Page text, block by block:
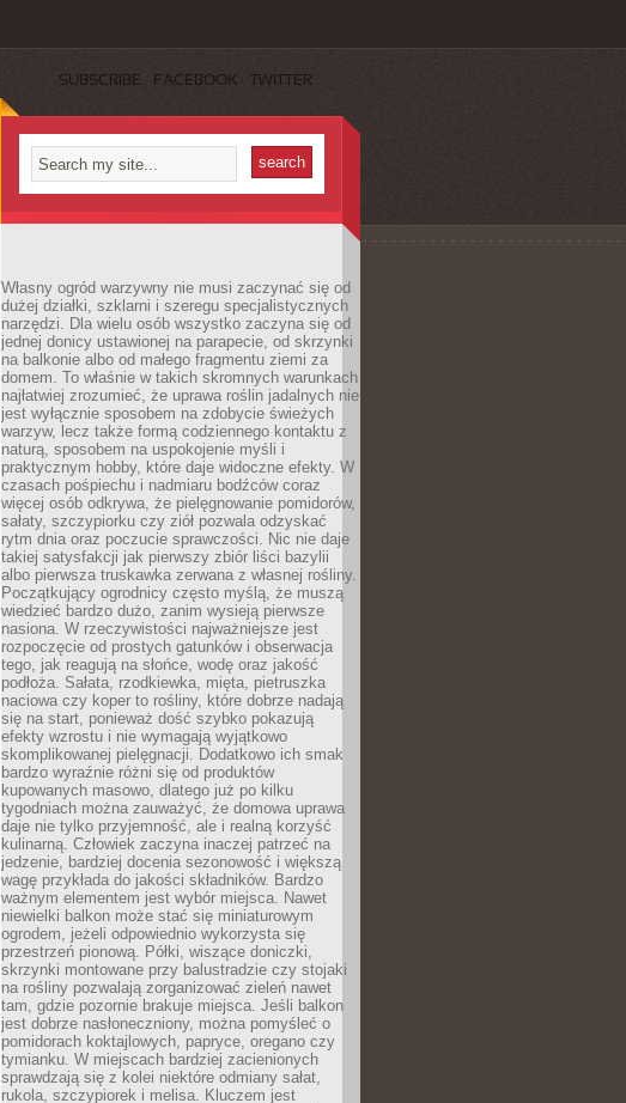
SUBSCRIBE FACEBOOK TWITTER
Własny ogród warzywny nie musi zaczynać się od
dużej działki, szklarni i szeregu specjalistycznych
narzędzi. Dla wielu osób wszystko zaczyna się od
jednej donicy ustawionej na parapecie, od skrzynki
na balkonie albo od małego fragmentu ziemi za
domem. To właśnie w takich skromnych warunkach
najłatwiej zrozumieć, że uprawa roślin jadalnych nie
jest wyłącznie sposobem na zdobycie świeżych
warzyw, lecz także formą codziennego kontaktu z
naturą, sposobem na uspokojenie myśli i
praktycznym hobby, które daje widoczne efekty. W
czasach pośpiechu i nadmiaru bodźców coraz
więcej osób odkrywa, że pielęgnowanie pomidorów,
sałaty, szczypiorku czy ziół pozwala odzyskać
rytm dnia oraz poczucie sprawczości. Nic nie daje
takiej satysfakcji jak pierwszy zbiór liści bazylii
albo pierwsza truskawka zerwana z własnej rośliny.
Początkujący ogrodnicy często myślą, że muszą
wiedzieć bardzo dużo, zanim wysieją pierwsze
nasiona. W rzeczywistości najważniejsze jest
rozpoczęcie od prostych gatunków i obserwacja
tego, jak reagują na słońce, wodę oraz jakość
podłoża. Sałata, rzodkiewka, mięta, pietruszka
naciowa czy koper to rośliny, które dobrze nadają
się na start, ponieważ dość szybko pokazują
efekty wzrostu i nie wymagają wyjątkowo
skomplikowanej pielęgnacji. Dodatkowo ich smak
bardzo wyraźnie różni się od produktów
kupowanych masowo, dlatego już po kilku
tygodniach można zauważyć, że domowa uprawa
daje nie tylko przyjemność, ale i realną korzyść
kulinarną. Człowiek zaczyna inaczej patrzeć na
jedzenie, bardziej docenia sezonowość i większą
wagę przykłada do jakości składników. Bardzo
ważnym elementem jest wybór miejsca. Nawet
niewielki balkon może stać się miniaturowym
ogrodem, jeżeli odpowiednio wykorzysta się
przestrzeń pionową. Półki, wiszące doniczki,
skrzynki montowane przy balustradzie czy stojaki
na rośliny pozwalają zorganizować zieleń nawet
tam, gdzie pozornie brakuje miejsca. Jeśli balkon
jest dobrze nasłoneczniony, można pomyśleć o
pomidorach koktajlowych, papryce, oregano czy
tymianku. W miejscach bardziej zacienionych
sprawdzają się z kolei niektóre odmiany sałat,
rukola, szczypiorek i melisa. Kluczem jest